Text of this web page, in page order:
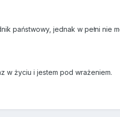
państwowy, jednak w pełni nie
w życiu i jestem pod wrażeniem.